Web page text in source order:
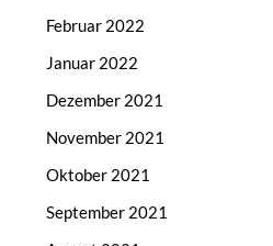
Februar 2022
Januar 2022
Dezember 2021
November 2021
Oktober 2021
September 2021